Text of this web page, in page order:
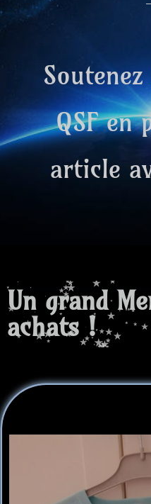
QSF en
article
Un grand
achats !